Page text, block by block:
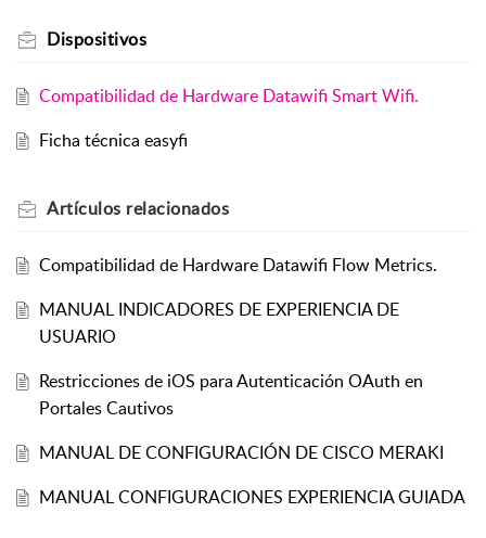
Dispositivos
Compatibilidad de Hardware Datawifi Smart Wifi.
Ficha técnica easyfi
Artículos relacionados
Compatibilidad de Hardware Datawifi Flow Metrics.
MANUAL INDICADORES DE EXPERIENCIA DE
USUARIO
Restricciones de iOS para Autenticación OAuth en
Portales Cautivos
MANUAL DE CONFIGURACIÓN DE CISCO MERAKI
MANUAL CONFIGURACIONES EXPERIENCIA GUIADA